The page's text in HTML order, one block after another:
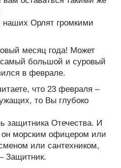
Орлят громкими
месяц года! Может
большой и суровый
в феврале.
что 23 февраля –
то Вы глубоко
защитника Отечества. И
морским офицером или
или сантехником,
Защитник.